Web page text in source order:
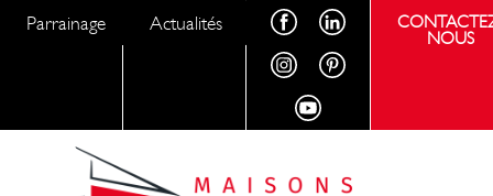
Parrainage Actualités
NOUS